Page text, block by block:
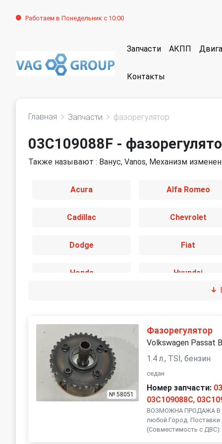
Работаем в Понедельник с 10:00
Запчасти АКПП
Контакты
Главная Запчасти фазорегулятор
03C109088F -
Также называют : Ванус, Vanos, Механизм
Acura Alfa Romeo
Cadillac Chevrolet
Dodge Fiat
Honda Hyundai
Lexus
Mini Mitsubishi
Peugeot Porsche
Skoda
№ 58051
Фазорегулятор
Volkswagen Passat
1.4 л., TSI, бензин
седан
Номер запчасти:
03C109088C,
ВОЗМОЖНА ПРОДАЖА В
любой Город. Поставки
(Совместимость с ДВС):